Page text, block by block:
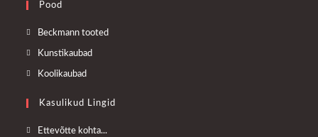
Pood
Beckmann tooted
tab
Kunstikaubad
new
Koolikaubad
a
new
Kasulikud Lingid
Ettevõtte kohta...Opens